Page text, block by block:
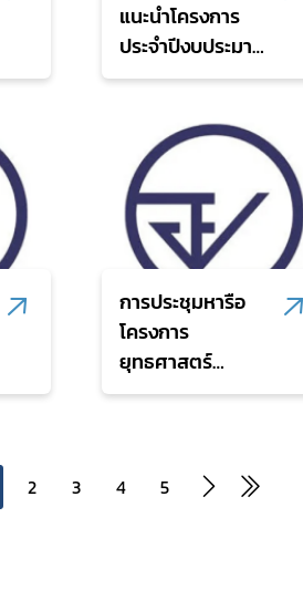
แนะนำโครงการ
ประจำปีงบประมาณ
พ.ศ. 2570
การประชุมหารือ
โครงการ
ยุทธศาสตร์
สำนักงานคณะ
2 3 4 5